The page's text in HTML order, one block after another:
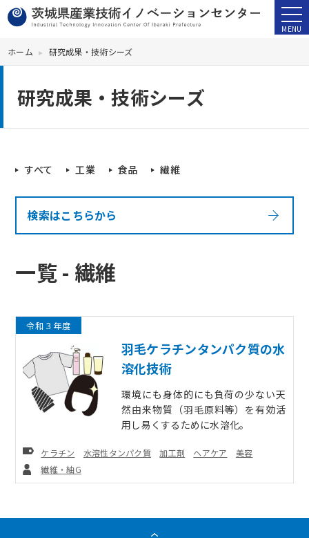
ホーム 研究成果・技術シーズ
研究成果・技術シーズ
検索はこちらから
一覧 - 繊維
令和３年度
羽毛ケラチンタンパク質の水
溶化技術
環境にも身体的にも負荷の少ない天
然由来物質（羽毛原料等）を有効活
用し易くするために水溶化。
キーワード
ケラチン 水溶性タンパク質 加工剤 ヘアケア
美容
お問い合わせ
繊維・紬G
すべて 工業 食品 繊維